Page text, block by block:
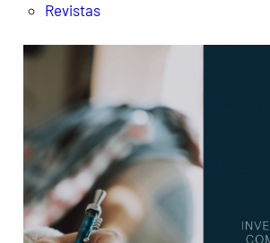
Revistas